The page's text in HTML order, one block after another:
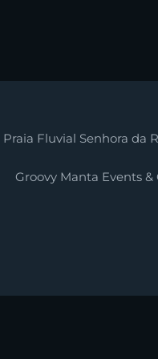
Praia Fluvial Senhora da
Groovy Manta Events